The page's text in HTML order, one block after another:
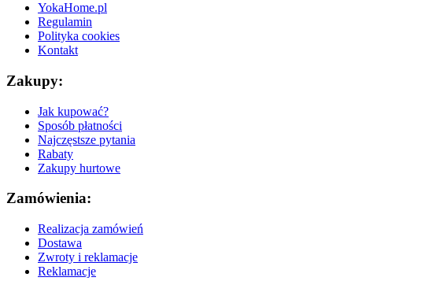
YokaHome.pl
Regulamin
Polityka cookies
Kontakt
Zakupy:
Jak kupować?
Sposób płatności
Najczęstsze pytania
Rabaty
Zakupy hurtowe
Zamówienia:
Realizacja zamówień
Dostawa
Zwroty i reklamacje
Reklamacje